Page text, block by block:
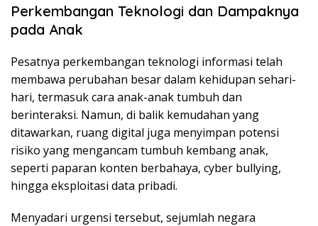
Perkembangan Teknologi dan Dampaknya
pada Anak
Pesatnya perkembangan teknologi informasi telah
membawa perubahan besar dalam kehidupan sehari-
hari, termasuk cara anak-anak tumbuh dan
berinteraksi. Namun, di balik kemudahan yang
ditawarkan, ruang digital juga menyimpan potensi
risiko yang mengancam tumbuh kembang anak,
seperti paparan konten berbahaya, cyber bullying,
hingga eksploitasi data pribadi.
Menyadari urgensi tersebut, sejumlah negara